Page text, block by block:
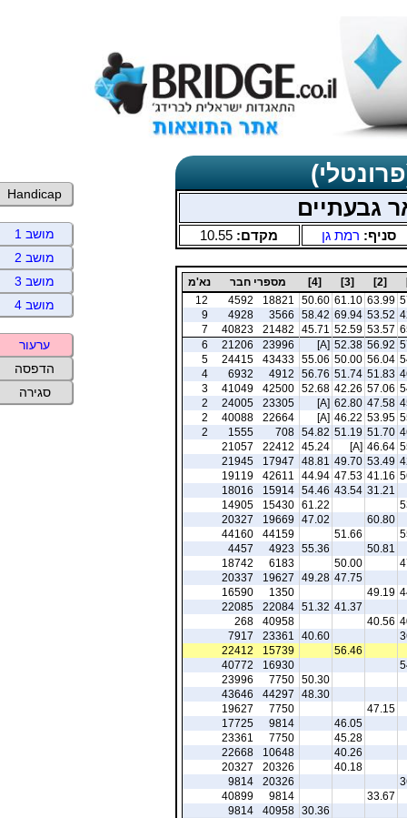
גבעתיים
סניף: רמת גן מקדם: 10.55
[2]
[3]
[4] מספרי חבר
נא'מ
63.99
61.10
50.60
18821
4592
12
53.52
69.94
58.42
3566
4928
9
53.57
52.59
45.71
21482
40823
7
56.92
52.38
[A]
23996
21206
6
56.04
50.00
55.06
43433
24415
5
51.83
51.74
56.76
4912
6932
4
57.06
42.26
52.68
42500
41049
3
47.58
62.80
[A]
23305
24005
2
53.95
46.22
[A]
22664
40088
2
51.70
51.19
54.82
708
1555
2
46.64
[A]
45.24
22412
21057
53.49
49.70
48.81
17947
21945
41.16
47.53
44.94
42611
19119
31.21
43.54
54.46
15914
18016
61.22
15430
14905
60.80
47.02
19669
20327
51.66
44159
44160
50.81
55.36
4923
4457
50.00
6183
18742
47.75
49.28
19627
20337
49.19
1350
16590
41.37
51.32
22084
22085
40.56
40958
268
40.60
23361
7917
56.46
15739
22412
16930
40772
50.30
7750
23996
48.30
44297
43646
47.15
7750
19627
46.05
9814
17725
45.28
7750
23361
40.26
10648
22668
40.18
20326
20327
20326
9814
33.67
9814
40899
30.36
40958
9814
Handicap
מושב 1
מושב 2
מושב 3
מושב 4
ערעור
הדפסה
סגירה